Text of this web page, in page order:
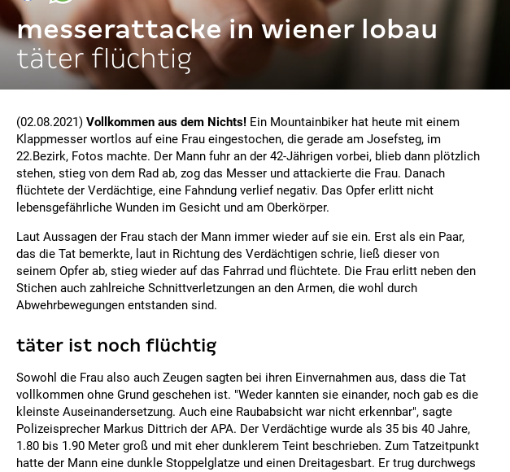
messerattacke in wiener lobau
täter flüchtig
(02.08.2021) Vollkommen aus dem Nichts! Ein Mountainbiker hat heute mit einem
Klappmesser wortlos auf eine Frau eingestochen, die gerade am Josefsteg, im
22.Bezirk, Fotos machte. Der Mann fuhr an der 42-Jährigen vorbei, blieb dann plötzlich
stehen, stieg von dem Rad ab, zog das Messer und attackierte die Frau. Danach
flüchtete der Verdächtige, eine Fahndung verlief negativ. Das Opfer erlitt nicht
lebensgefährliche Wunden im Gesicht und am Oberkörper.
Laut Aussagen der Frau stach der Mann immer wieder auf sie ein. Erst als ein Paar,
das die Tat bemerkte, laut in Richtung des Verdächtigen schrie, ließ dieser von
seinem Opfer ab, stieg wieder auf das Fahrrad und flüchtete. Die Frau erlitt neben den
Stichen auch zahlreiche Schnittverletzungen an den Armen, die wohl durch
Abwehrbewegungen entstanden sind.
täter ist noch flüchtig
Sowohl die Frau also auch Zeugen sagten bei ihren Einvernahmen aus, dass die Tat
vollkommen ohne Grund geschehen ist. "Weder kannten sie einander, noch gab es die
kleinste Auseinandersetzung. Auch eine Raubabsicht war nicht erkennbar", sagte
Polizeisprecher Markus Dittrich der APA. Der Verdächtige wurde als 35 bis 40 Jahre,
1.80 bis 1.90 Meter groß und mit eher dunklerem Teint beschrieben. Zum Tatzeitpunkt
hatte der Mann eine dunkle Stoppelglatze und einen Dreitagesbart. Er trug durchwegs